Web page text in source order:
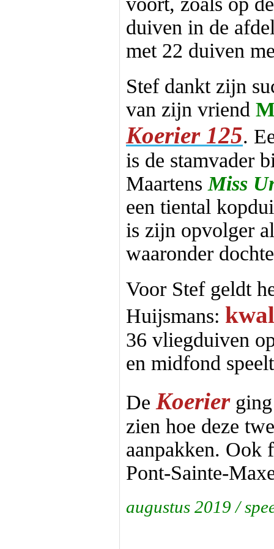
duiven in de
met 22 duiven
Stef dankt zijn
van zijn vriend
Koerier 125.
is de stamvader
Maartens Miss
een tiental
is zijn opvolger
waaronder
Voor Stef geldt
Huijsmans:
36 vliegduiven
en midfond
De Koerierging
zien hoe deze
aanpakken. Ook
Pont-Sainte-
augustus 2019 /